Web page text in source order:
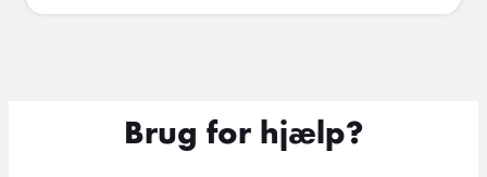
Brug for hjælp?